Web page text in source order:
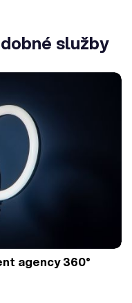
služby
agency360°